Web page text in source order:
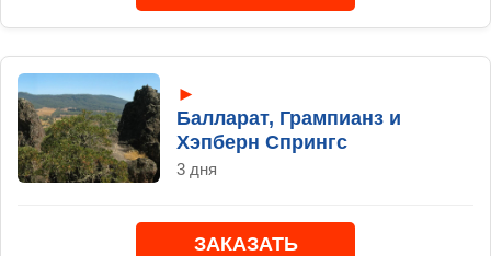
►
Балларат, Грампианз и
Хэпберн Спрингс
3 дня
ЗАКАЗАТЬ